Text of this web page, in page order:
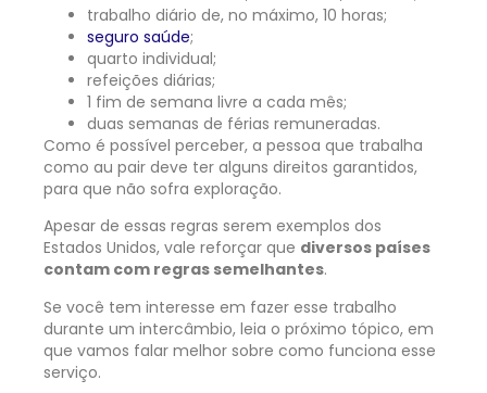
trabalho diário de, no máximo, 10 horas;
seguro saúde;
quarto individual;
refeições diárias;
1 fim de semana livre a cada mês;
duas semanas de férias remuneradas.
Como é possível perceber, a pessoa que trabalha
como au pair deve ter alguns direitos garantidos,
para que não sofra exploração.
Apesar de essas regras serem exemplos dos
Estados Unidos, vale reforçar que diversos países
contam com regras semelhantes.
Se você tem interesse em fazer esse trabalho
durante um intercâmbio, leia o próximo tópico, em
que vamos falar melhor sobre como funciona esse
serviço.